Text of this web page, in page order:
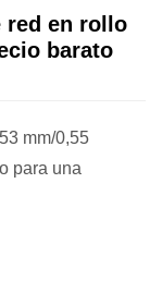
red en rollo
barato
mm/0,55